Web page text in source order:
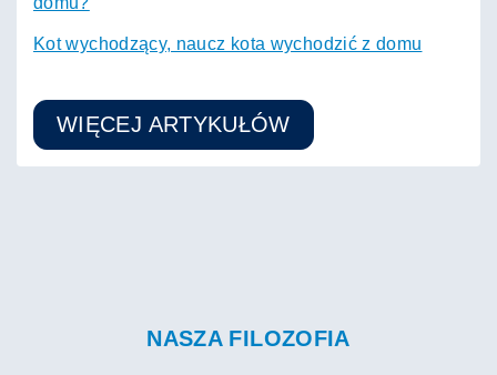
Kot wychodzący, naucz kota wychodzić z domu
WIĘCEJ ARTYKUŁÓW
NASZA FILOZOFIA